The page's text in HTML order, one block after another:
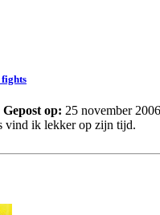
fights
Gepost op: 25 november
vind ik lekker op zijn tijd.